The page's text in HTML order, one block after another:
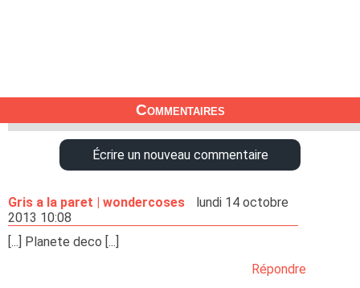
Commentaires
Écrire un nouveau commentaire
Gris a la paret | wondercoses
lundi 14 octobre
2013 10:08
[...] Planete deco [...]
Répondre